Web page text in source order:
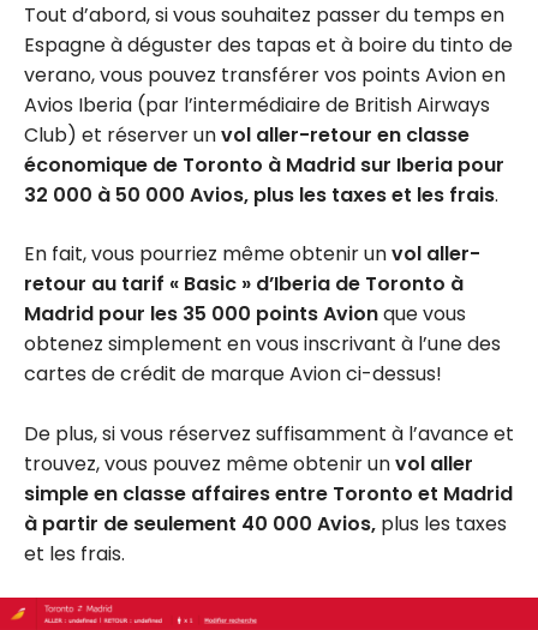
Tout d’abord, si vous souhaitez passer du temps en
Espagne à déguster des tapas et à boire du tinto de
verano, vous pouvez transférer vos points Avion en
Avios Iberia (par l’intermédiaire de British Airways
Club) et réserver unvol aller-retour en classe
économique de Toronto à Madrid sur Iberia pour
32 000 à 50 000 Avios, plus les taxes et les frais.
En fait, vous pourriez même obtenir unvol aller-
retour au tarif « Basic » d’Iberia de Toronto à
Madrid pour les 35 000 points Avionque vous
obtenez simplement en vous inscrivant à l’une des
cartes de crédit de marque Avion ci-dessus!
De plus, si vous réservez suffisamment à l’avance et
trouvez, vous pouvez même obtenir unvol aller
simple en classe affaires entre Toronto et Madrid
à partir de seulement 40 000 Avios, plus les taxes
et les frais.